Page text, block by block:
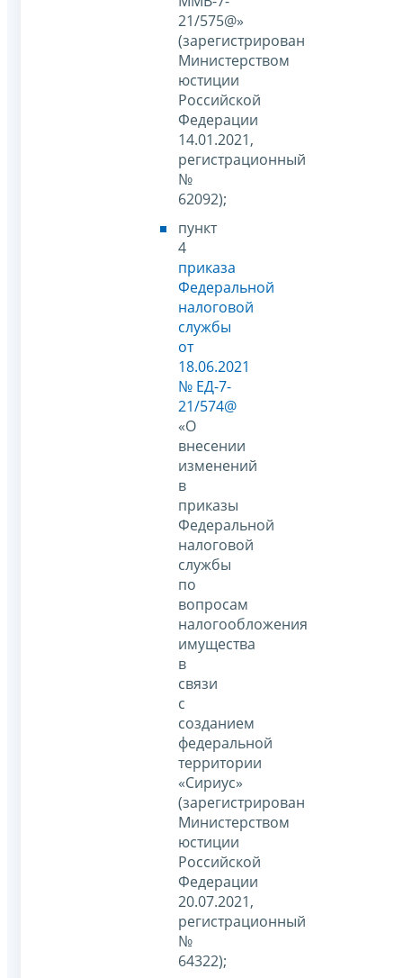
21/575@»
(зарегистрирован
Министерством
юстиции
Российской
Федерации
14.01.2021,
регистрационный
№
62092);
пункт
4
приказа
Федеральной
налоговой
службы
от
18.06.2021
№ ЕД-7-
21/574@
«О
внесении
изменений
в
приказы
Федеральной
налоговой
службы
по
вопросам
налогообложения
имущества
в
связи
с
созданием
федеральной
территории
«Сириус»
(зарегистрирован
Министерством
юстиции
Российской
Федерации
20.07.2021,
регистрационный
№
64322);